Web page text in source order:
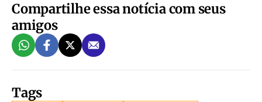
Compartilhe essa notícia com seus
amigos
Tags